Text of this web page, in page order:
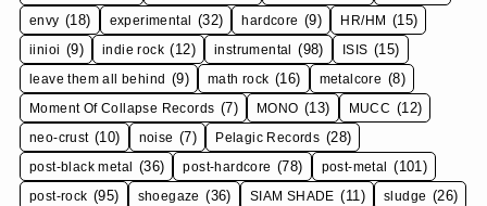
envy (18) experimental (32) hardcore (9) HR/HM (15)
iinioi (9) indie rock (12) instrumental (98) ISIS (15)
leave them all behind (9) math rock (16) metalcore (8)
Moment Of Collapse Records (7) MONO (13) MUCC (12)
neo-crust (10) noise (7) Pelagic Records (28)
post-black metal (36) post-hardcore (78) post-metal (101)
post-rock (95) shoegaze (36) SIAM SHADE (11) sludge (26)